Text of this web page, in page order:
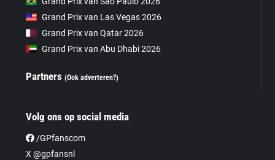
Grand Prix van Las Vegas 2026
Grand Prix van Qatar 2026
Grand Prix van Abu Dhabi 2026
Partners(Ook adverteren?)
Volg ons op social media
/GPfanscom
X @gpfansnl